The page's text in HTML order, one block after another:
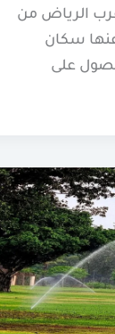
الرياض من
سكان
على